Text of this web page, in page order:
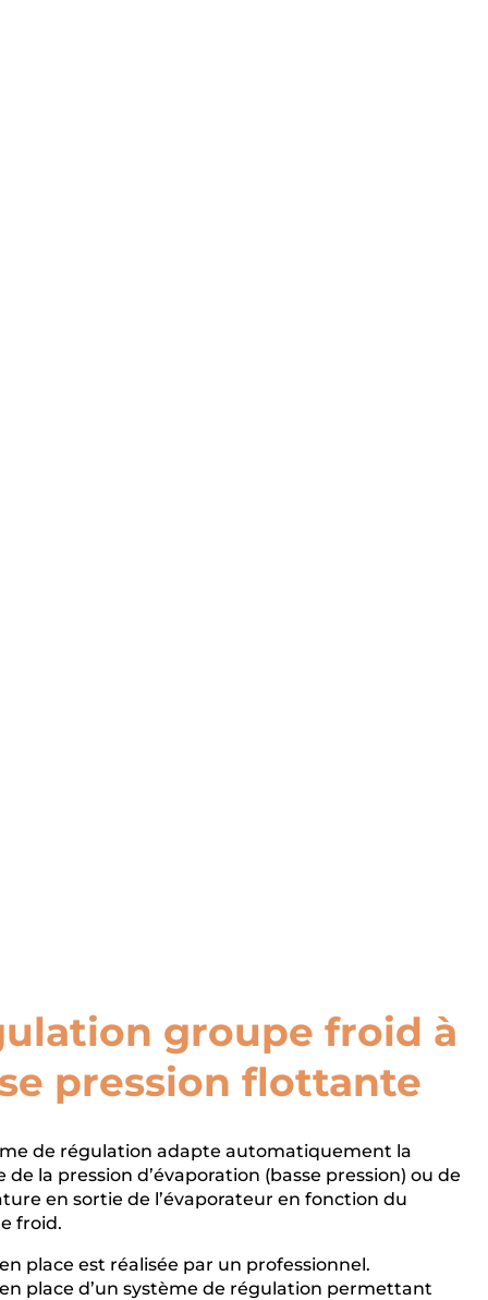
groupe froid à
pression flottante
de régulation adapte automatiquement la
de la pression d’évaporation (basse pression) ou de
en sortie de l’évaporateur en fonction du
froid.
place est réalisée par un professionnel.
place d’un système de régulation permettant